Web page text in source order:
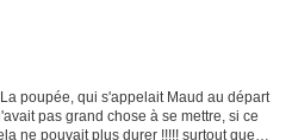
poupée, qui s'appelait Maud au départ
pas grand chose à se mettre, si ce
ne pouvait plus durer !!!!! surtout que